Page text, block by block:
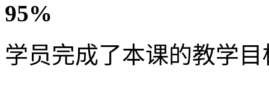
95%
学员完成了本课的教学目